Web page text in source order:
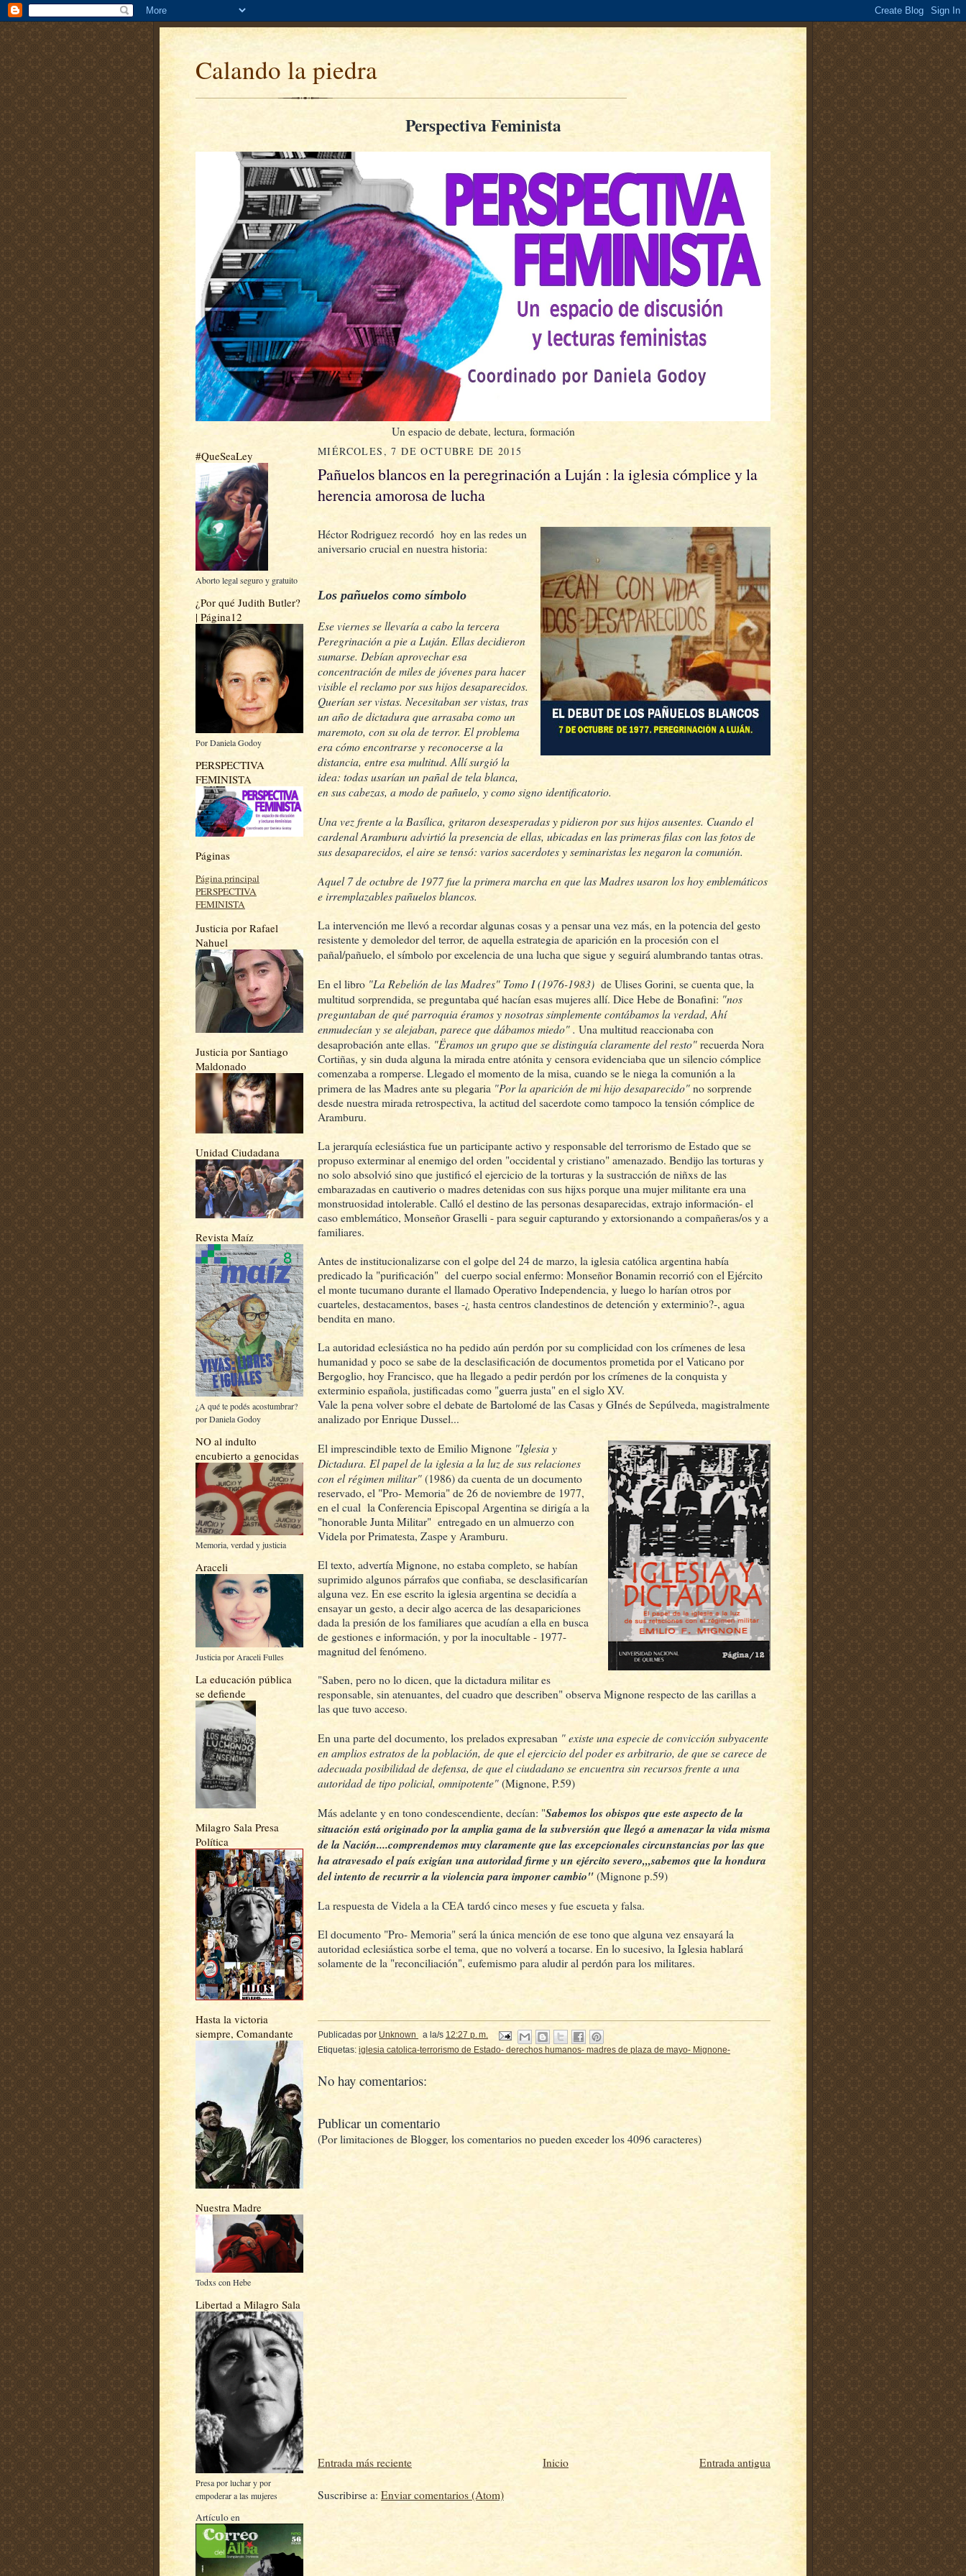
Calando la piedra
Perspectiva Feminista
Un espacio de debate, lectura, formación
#QueSeaLey
Aborto legal seguro y gratuito
¿Por qué Judith Butler?
| Página12
Por Daniela Godoy
PERSPECTIVA
FEMINISTA
Páginas
Página principal
PERSPECTIVA
FEMINISTA
Justicia por Rafael
Nahuel
Justicia por Santiago
Maldonado
Unidad Ciudadana
Revista Maíz
¿A qué te podés acostumbrar?
por Daniela Godoy
NO al indulto
encubierto a genocidas
Memoria, verdad y justicia
Araceli
Justicia por Araceli Fulles
La educación pública
se defiende
Milagro Sala Presa
Política
Hasta la victoria
siempre, Comandante
Nuestra Madre
Todxs con Hebe
Libertad a Milagro Sala
Presa por luchar y por
empoderar a las mujeres
Artículo en
MIÉRCOLES, 7 DE OCTUBRE DE 2015
Pañuelos blancos en la peregrinación a Luján : la iglesia cómplice y la
herencia amorosa de lucha
Héctor Rodriguez recordó hoy en las redes un
aniversario crucial en nuestra historia:
Los pañuelos como símbolo
Ese viernes se llevaría a cabo la tercera
Peregrinación a pie a Luján. Ellas decidieron
sumarse. Debían aprovechar esa
concentración de miles de jóvenes para hacer
visible el reclamo por sus hijos desaparecidos.
Querían ser vistas. Necesitaban ser vistas, tras
un año de dictadura que arrasaba como un
maremoto, con su ola de terror. El problema
era cómo encontrarse y reconocerse a la
distancia, entre esa multitud. Allí surgió la
idea: todas usarían un pañal de tela blanca,
en sus cabezas, a modo de pañuelo, y como signo identificatorio.
Una vez frente a la Basílica, gritaron desesperadas y pidieron por sus hijos ausentes. Cuando el
cardenal Aramburu advirtió la presencia de ellas, ubicadas en las primeras filas con las fotos de
sus desaparecidos, el aire se tensó: varios sacerdotes y seminaristas les negaron la comunión.
Aquel 7 de octubre de 1977 fue la primera marcha en que las Madres usaron los hoy emblemáticos
e irremplazables pañuelos blancos.
La intervención me llevó a recordar algunas cosas y a pensar una vez más, en la potencia del gesto
resistente y demoledor del terror, de aquella estrategia de aparición en la procesión con el
pañal/pañuelo, el símbolo por excelencia de una lucha que sigue y seguirá alumbrando tantas otras.
En el libro "La Rebelión de las Madres" Tomo I (1976-1983) de Ulises Gorini, se cuenta que, la
multitud sorprendida, se preguntaba qué hacían esas mujeres allí. Dice Hebe de Bonafini: "nos
preguntaban de qué parroquia éramos y nosotras simplemente contábamos la verdad, Ahí
enmudecían y se alejaban, parece que dábamos miedo" . Una multitud reaccionaba con
desaprobación ante ellas. "Ëramos un grupo que se distinguía claramente del resto" recuerda Nora
Cortiñas, y sin duda alguna la mirada entre atónita y censora evidenciaba que un silencio cómplice
comenzaba a romperse. Llegado el momento de la misa, cuando se le niega la comunión a la
primera de las Madres ante su plegaria "Por la aparición de mi hijo desaparecido" no sorprende
desde nuestra mirada retrospectiva, la actitud del sacerdote como tampoco la tensión cómplice de
Aramburu.
La jerarquía eclesiástica fue un participante activo y responsable del terrorismo de Estado que se
propuso exterminar al enemigo del orden "occidental y cristiano" amenazado. Bendijo las torturas y
no solo absolvió sino que justificó el ejercicio de la torturas y la sustracción de niñxs de las
embarazadas en cautiverio o madres detenidas con sus hijxs porque una mujer militante era una
monstruosidad intolerable. Calló el destino de las personas desaparecidas, extrajo información- el
caso emblemático, Monseñor Graselli - para seguir capturando y extorsionando a compañeras/os y a
familiares.
Antes de institucionalizarse con el golpe del 24 de marzo, la iglesia católica argentina había
predicado la "purificación" del cuerpo social enfermo: Monseñor Bonamin recorrió con el Ejército
el monte tucumano durante el llamado Operativo Independencia, y luego lo harían otros por
cuarteles, destacamentos, bases -¿ hasta centros clandestinos de detención y exterminio?-, agua
bendita en mano.
La autoridad eclesiástica no ha pedido aún perdón por su complicidad con los crímenes de lesa
humanidad y poco se sabe de la desclasificación de documentos prometida por el Vaticano por
Bergoglio, hoy Francisco, que ha llegado a pedir perdón por los crímenes de la conquista y
exterminio española, justificadas como "guerra justa" en el siglo XV.
Vale la pena volver sobre el debate de Bartolomé de las Casas y GInés de Sepúlveda, magistralmente
analizado por Enrique Dussel...
El imprescindible texto de Emilio Mignone "Iglesia y
Dictadura. El papel de la iglesia a la luz de sus relaciones
con el régimen militar" (1986) da cuenta de un documento
reservado, el "Pro- Memoria" de 26 de noviembre de 1977,
en el cual la Conferencia Episcopal Argentina se dirigía a la
"honorable Junta Militar" entregado en un almuerzo con
Videla por Primatesta, Zaspe y Aramburu.
El texto, advertía Mignone, no estaba completo, se habían
suprimido algunos párrafos que confiaba, se desclasificarían
alguna vez. En ese escrito la iglesia argentina se decidía a
ensayar un gesto, a decir algo acerca de las desapariciones
dada la presión de los familiares que acudían a ella en busca
de gestiones e información, y por la inocultable - 1977-
magnitud del fenómeno.
"Saben, pero no lo dicen, que la dictadura militar es
responsable, sin atenuantes, del cuadro que describen" observa Mignone respecto de las carillas a
las que tuvo acceso.
En una parte del documento, los prelados expresaban " existe una especie de convicción subyacente
en amplios estratos de la población, de que el ejercicio del poder es arbitrario, de que se carece de
adecuada posibilidad de defensa, de que el ciudadano se encuentra sin recursos frente a una
autoridad de tipo policial, omnipotente" (Mignone, P.59)
Más adelante y en tono condescendiente, decían: "Sabemos los obispos que este aspecto de la
situación está originado por la amplia gama de la subversión que llegó a amenazar la vida misma
de la Nación....comprendemos muy claramente que las excepcionales circunstancias por las que
ha atravesado el país exigían una autoridad firme y un ejército severo,,,sabemos que la hondura
del intento de recurrir a la violencia para imponer cambio" (Mignone p.59)
La respuesta de Videla a la CEA tardó cinco meses y fue escueta y falsa.
El documento "Pro- Memoria" será la única mención de ese tono que alguna vez ensayará la
autoridad eclesiástica sorbe el tema, que no volverá a tocarse. En lo sucesivo, la Iglesia hablará
solamente de la "reconciliación", eufemismo para aludir al perdón para los militares.
Publicadas por Unknown a la/s 12:27 p. m.
Etiquetas: iglesia catolica-terrorismo de Estado- derechos humanos- madres de plaza de mayo- Mignone-
No hay comentarios:
Publicar un comentario
(Por limitaciones de Blogger, los comentarios no pueden exceder los 4096 caracteres)
Entrada más reciente Entrada antigua
Inicio
Suscribirse a: Enviar comentarios (Atom)